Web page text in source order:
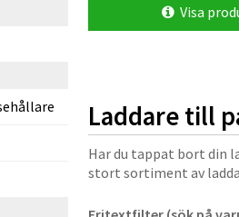
Visa
Laddare till
Har du tappat bort din
stort sortiment av